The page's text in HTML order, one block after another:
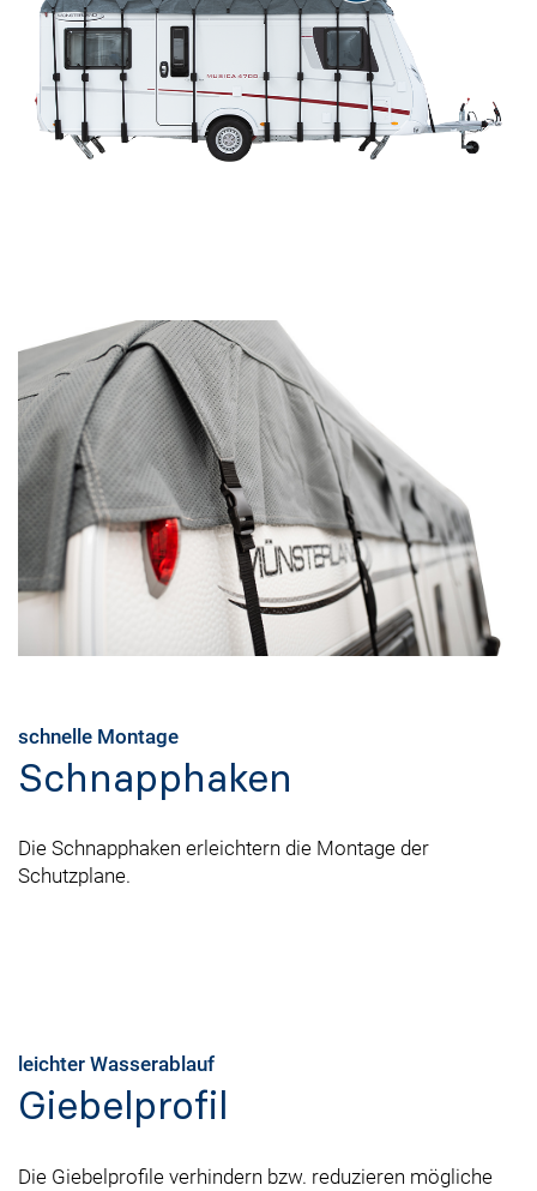
schnelle Montage
Schnapphaken
Die Schnapphaken erleichtern die Montage der
Schutzplane.
leichter Wasserablauf
Giebelprofil
Die Giebelprofile verhindern bzw. reduzieren mögliche